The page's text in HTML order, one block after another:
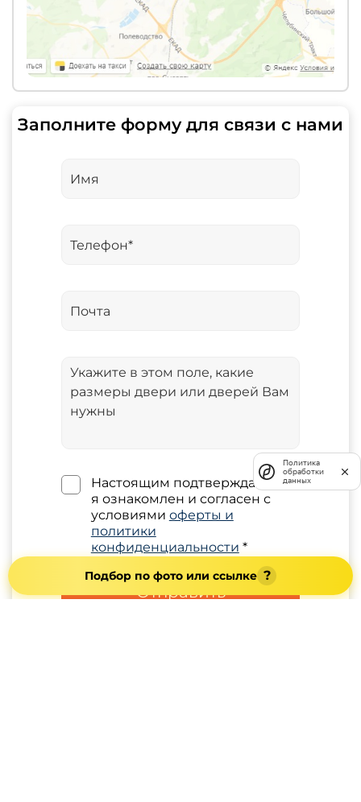
Заполните форму для связи с нами
Настоящим подтверждаю, что
я ознакомлен и согласен с
условиями оферты и
политики
конфиденциальности *
Отправить
Подбор по фото или ссылке ?
Политика
обработки
данных